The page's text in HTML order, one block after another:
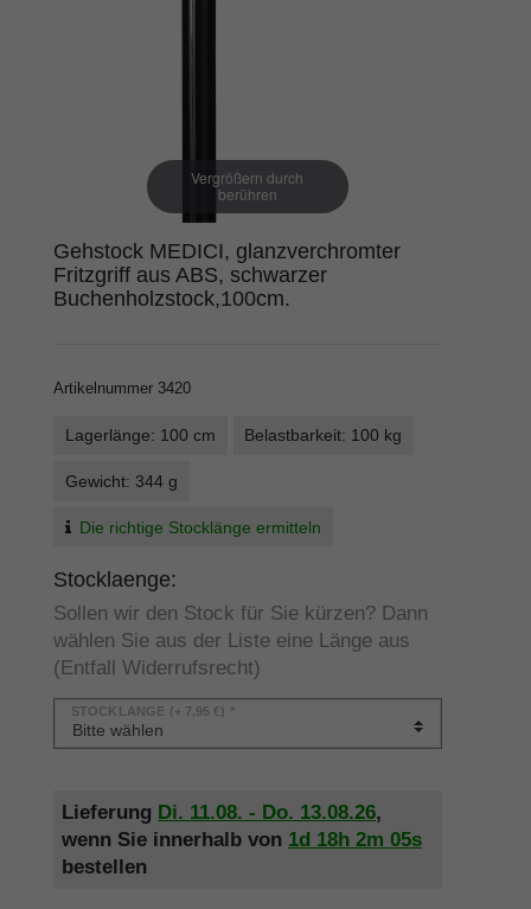
Vergrößern durch
berühren
Gehstock MEDICI, glanzverchromter
Fritzgriff aus ABS, schwarzer
Buchenholzstock,100cm.
Artikelnummer 3420
Lagerlänge: 100 cm Belastbarkeit: 100 kg
Gewicht: 344 g
Die richtige Stocklänge ermitteln
Stocklaenge:
Sollen wir den Stock für Sie kürzen? Dann
wählen Sie aus der Liste eine Länge aus
(Entfall Widerrufsrecht)
STOCKLÄNGE (+ 7,95 €) *
Lieferung Di. 11.08. - Do. 13.08.26,
wenn Sie innerhalb von 1d 18h 2m 05s
bestellen